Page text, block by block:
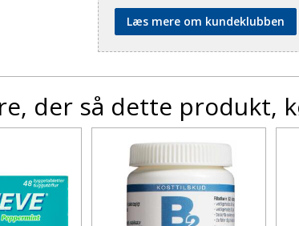
Læs mere om kundeklubben
der så dette produkt,